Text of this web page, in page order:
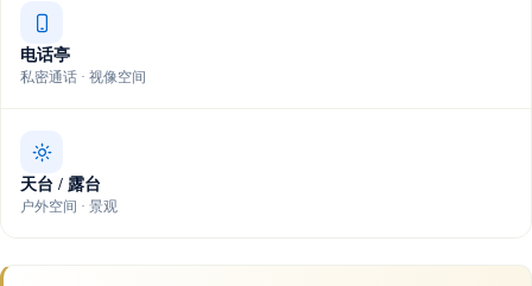
电话亭
私密通话 · 视像空间
天台 / 露台
户外空间 · 景观